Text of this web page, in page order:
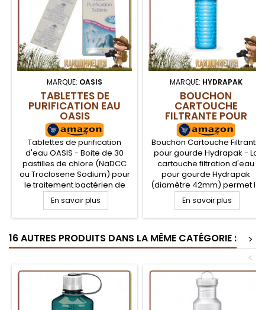
MARQUE: OASIS
TABLETTES DE
PURIFICATION EAU
OASIS
Tablettes de purification
d'eau OASIS - Boite de 30
pastilles de chlore (NaDCC
ou Troclosene Sodium) pour
le traitement bactérien de
l'eau. Chaque pastille permet
de traiter un litre d'eau, après
30 minutes d'attente.
l'eau en randonnée,
bushcraft et survie contre les
organismes de l'eau
En savoir plus
MARQUE: HYDRAPAK
BOUCHON
CARTOUCHE
FILTRANTE POUR
GOURDE HYDRAPAK
Bouchon Cartouche Filtrante
pour gourde Hydrapak - La
cartouche filtration d'eau
pour gourde Hydrapak
(diamètre 42mm) permet le
remplacement de la
cartouche d'origine après
usage ou la transformation
hydrapak en gourde filtrante.
En savoir plus
16 AUTRES PRODUITS DANS LA MÊME CATÉGORIE :
>
<